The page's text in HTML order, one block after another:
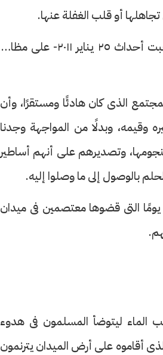
أو قلب الغفلة عنها.
لقد تعودنا منذ سنوات- يمكننا تحديدها بتلك السنوات التى أعقبت أحداث ٢٥ يناير ٢٠١١- على مظاهر
الذى كان هادئًا ومستقرًا، وأن
وقيمه، وبدلًا من المواجهة وجدنا
وتصديرهم على أنهم أساطير
بالوصول إلى ما وصلوا إليه.
التى قضوها معتصمين فى ميدان
ليتوضأ المسلمون فى هدوء
أقاموه على أرض الميدان يترنمون
حرف العدد 132